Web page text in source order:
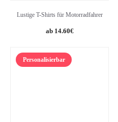
Lustige T-Shirts für Motorradfahrer
Original
was:
17.38€.
14.60€Current
Personalisierbar